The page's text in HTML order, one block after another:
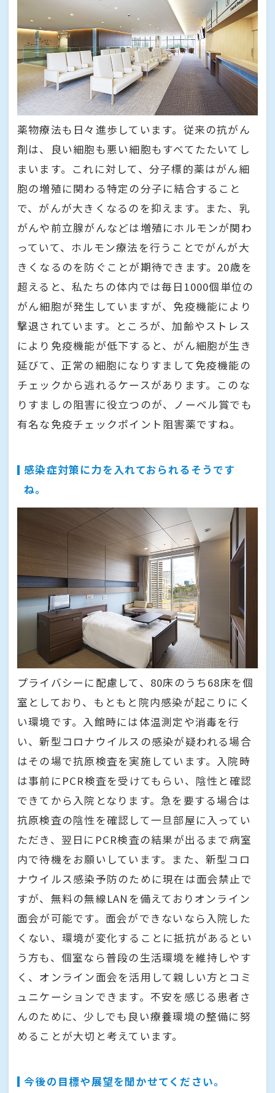
薬物療法も日々進歩しています。従来の抗がん
剤は、良い細胞も悪い細胞もすべてたたいてし
まいます。これに対して、分子標的薬はがん細
胞の増殖に関わる特定の分子に結合すること
で、がんが大きくなるのを抑えます。また、乳
がんや前立腺がんなどは増殖にホルモンが関わ
っていて、ホルモン療法を行うことでがんが大
きくなるのを防ぐことが期待できます。20歳を
超えると、私たちの体内では毎日1000個単位の
がん細胞が発生していますが、免疫機能により
撃退されています。ところが、加齢やストレス
により免疫機能が低下すると、がん細胞が生き
延びて、正常の細胞になりすまして免疫機能の
チェックから逃れるケースがあります。このな
りすましの阻害に役立つのが、ノーベル賞でも
有名な免疫チェックポイント阻害薬ですね。
感染症対策に力を入れておられるそうです
ね。
プライバシーに配慮して、80床のうち68床を個
室としており、もともと院内感染が起こりにく
い環境です。入館時には体温測定や消毒を行
い、新型コロナウイルスの感染が疑われる場合
はその場で抗原検査を実施しています。入院時
は事前にPCR検査を受けてもらい、陰性と確認
できてから入院となります。急を要する場合は
抗原検査の陰性を確認して一旦部屋に入ってい
ただき、翌日にPCR検査の結果が出るまで病室
内で待機をお願いしています。また、新型コロ
ナウイルス感染予防のために現在は面会禁止で
すが、無料の無線LANを備えておりオンライン
面会が可能です。面会ができないなら入院した
くない、環境が変化することに抵抗があるとい
う方も、個室なら普段の生活環境を維持しやす
く、オンライン面会を活用して親しい方とコミ
ュニケーションできます。不安を感じる患者さ
んのために、少しでも良い療養環境の整備に努
めることが大切と考えています。
今後の目標や展望を聞かせてください。